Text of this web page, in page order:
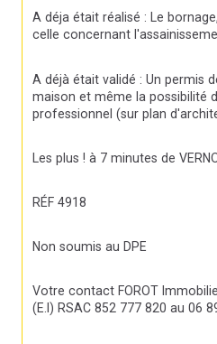
A déja était réalisé : Le
celle concernant
A déjà était validé : Un permis
maison et même la possibilité
professionnel (sur plan
Les plus ! à 7 minutes de
RÉF 4918
Non soumis au DPE
Votre contact FOROT
(E.I) RSAC 852 777 820 au 06